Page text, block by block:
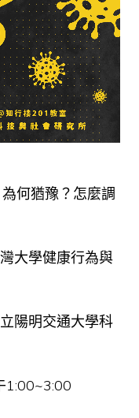
何猶豫？怎麼調
大學健康行為與
陽明交通大學科